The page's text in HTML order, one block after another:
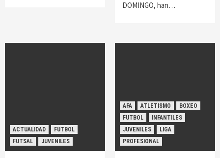
DOMINGO, han…
ACTUALIDAD
FUTBOL
FUTSAL
JUVENILES
AFA ATLETISMO
BOXEO
FUTBOL
INFANTILES
JUVENILES
LIGA
PROFESIONAL